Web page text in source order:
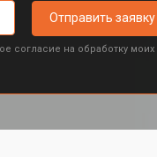
Отправить заявку
согласие на обработку моих